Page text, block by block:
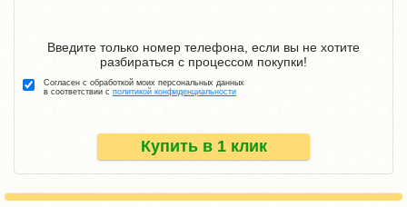
Купить в 1 клик
Введите только номер телефона, если вы не хотите
разбираться с процессом покупки!
Согласен с обработкой моих персональных данных
в соответствии с политикой конфиденциальности